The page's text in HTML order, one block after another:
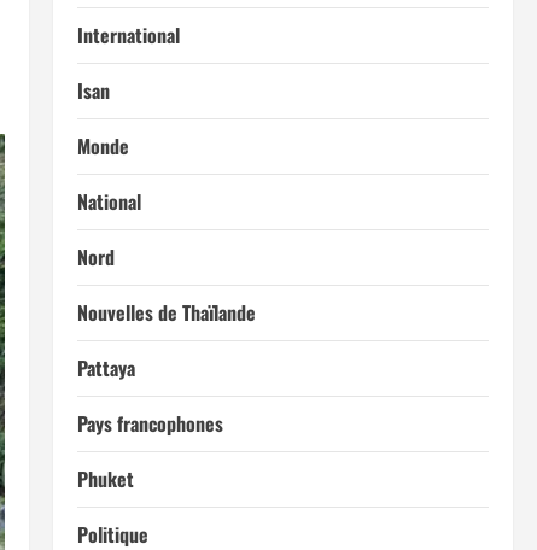
International
Isan
Monde
National
Nord
Nouvelles de Thaïlande
Pattaya
Pays francophones
Phuket
Politique